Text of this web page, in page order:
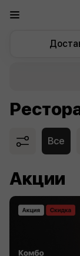
Все
Акции